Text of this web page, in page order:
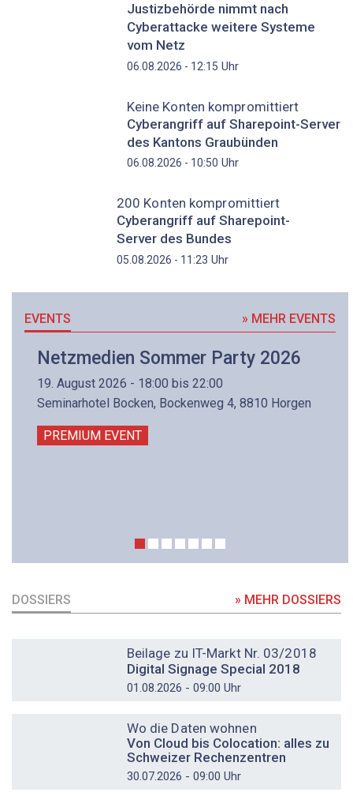
Justizbehörde nimmt nach
Cyberattacke weitere Systeme
vom Netz
06.08.2026 - 12:15 Uhr
Keine Konten kompromittiert
Cyberangriff auf Sharepoint-Server
des Kantons Graubünden
06.08.2026 - 10:50 Uhr
200 Konten kompromittiert
Cyberangriff auf Sharepoint-
Server des Bundes
05.08.2026 - 11:23 Uhr
EVENTS » MEHR EVENTS
Netzmedien Sommer Party 2026
19. August 2026 - 18:00 bis 22:00
Seminarhotel Bocken, Bockenweg 4, 8810 Horgen
PREMIUM EVENT
DOSSIERS » MEHR DOSSIERS
Beilage zu IT-Markt Nr. 03/2018
Digital Signage Special 2018
01.08.2026 - 09:00 Uhr
Wo die Daten wohnen
Von Cloud bis Colocation: alles zu
Schweizer Rechenzentren
30.07.2026 - 09:00 Uhr